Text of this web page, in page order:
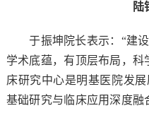
陆
于振坤院长表示：“建
学术底蕴，有顶层布局，
床研究中心是明基医院发
基础研究与临床应用深度融